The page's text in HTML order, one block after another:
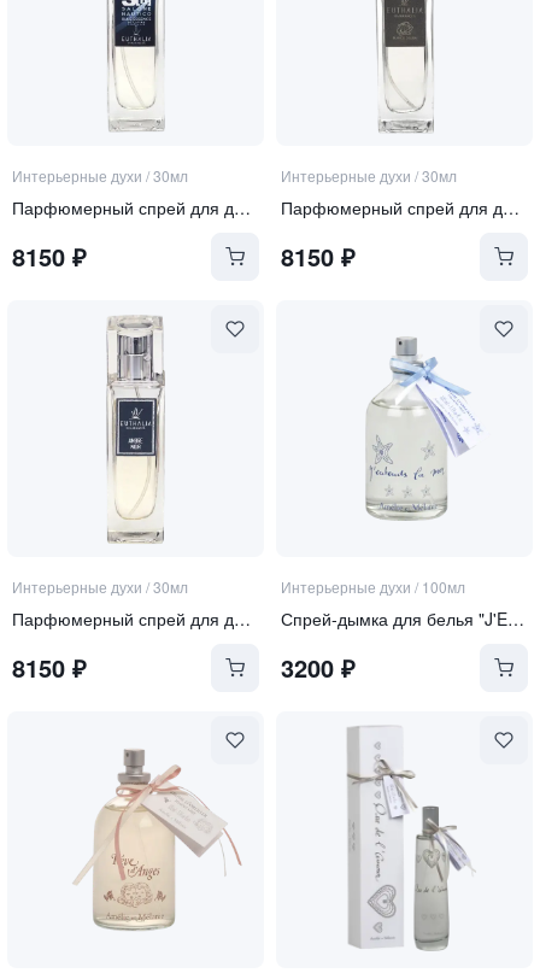
Интерьерные духи /30мл
Парфюмерный спрей для дома "Blue Essence"
8150 ₽
Интерьерные духи /30мл
Парфюмерный спрей для дома "Bianco D'alba"
8150₽
Интерьерные духи /30мл
Парфюмерный спрей для дома "Ambre Noir"
8150 ₽
Интерьерные духи / 100мл
Спрей-дымка для белья "J'ENTENDS LA MER SENTEURS" | "Я СЛЫШУ АРОМАТ МОРЯ"
3200₽